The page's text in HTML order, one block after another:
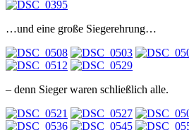
…und eine große Siegerehrung…
– denn Sieger waren schließlich alle.